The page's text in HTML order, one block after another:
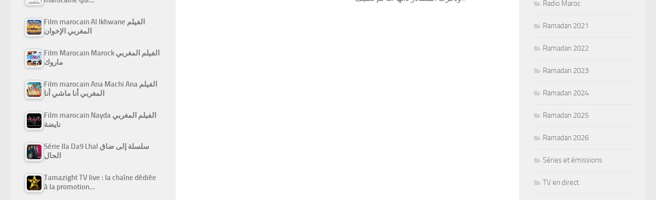
Film marocain Al Ikhwane الفيلم
المغربي الإخوان
Film Marocain Marock الفيلم المغربي
ماروك
Film marocain Ana Machi Ana الفيلم
المغربي أنا ماشي أنا
Film marocain Nayda الفيلم المغربي
نايضة
Série Ila Da9 Lhal سلسلة إلى ضاق
الحال
Tamazight TV live : la chaîne dédiée
à la promotion…
Radio Maroc
Ramadan 2021
Ramadan 2022
Ramadan 2023
Ramadan 2024
Ramadan 2025
Ramadan 2026
Séries et émissions
TV en direct